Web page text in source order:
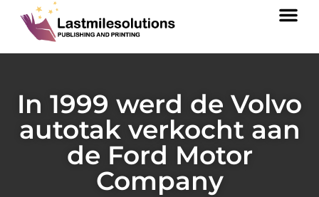
In 1999 werd de Volvo
autotak verkocht aan
de Ford Motor
Company